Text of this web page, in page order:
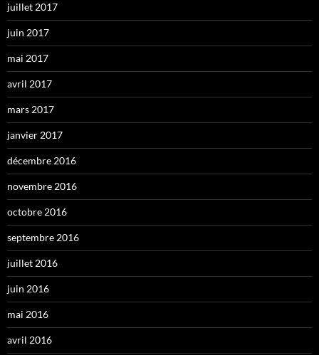
juillet 2017
juin 2017
mai 2017
avril 2017
mars 2017
janvier 2017
décembre 2016
novembre 2016
octobre 2016
septembre 2016
juillet 2016
juin 2016
mai 2016
avril 2016